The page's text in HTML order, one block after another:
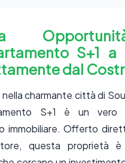
S+1 a
dal
charmante città di
S+1 è un vero
immobiliare. Offerto
questa proprietà